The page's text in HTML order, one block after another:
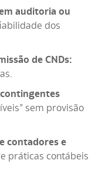
auditoria ou
dos
de CNDs:
sem provisão
contadores e
práticas contábeis